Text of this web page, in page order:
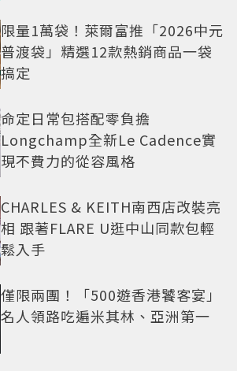
限量1萬袋！萊爾富推「2026中元
普渡袋」精選12款熱銷商品一袋
搞定
命定日常包搭配零負擔
Longchamp全新Le Cadence實
現不費力的從容風格
CHARLES & KEITH南西店改裝亮
相 跟著FLARE U逛中山同款包輕
鬆入手
僅限兩團！「500遊香港饕客宴」
名人領路吃遍米其林、亞洲第一